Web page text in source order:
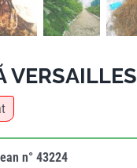
VERSAILLES
n° 43224